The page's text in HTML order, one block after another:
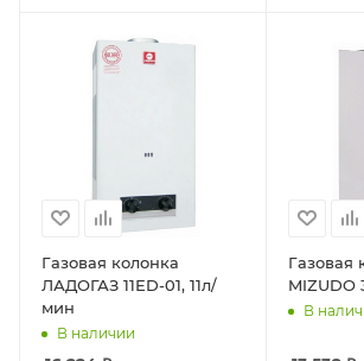
Газовая колонка
ЛАДОГАЗ 11ЕD-01, 11л/
мин
В наличии
Газовая
MIZUDO
В